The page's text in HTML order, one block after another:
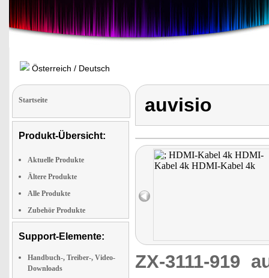
Österreich / Deutsch
Startseite
Produkt-Übersicht:
Aktuelle Produkte
Ältere Produkte
Alle Produkte
Zubehör Produkte
Support-Elemente:
Handbuch-, Treiber-, Video-
Downloads
auvisio
ZX-3111-919